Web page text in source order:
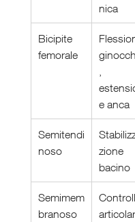
nica
Bicipite
femorale
e anca
Semitendi
noso
zione
bacino
Semimem
branoso